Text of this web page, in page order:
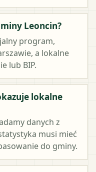
Leoncin?
program,
a lokalne
lub BIP.
lokalne
danych z
musi mieć
do gminy.